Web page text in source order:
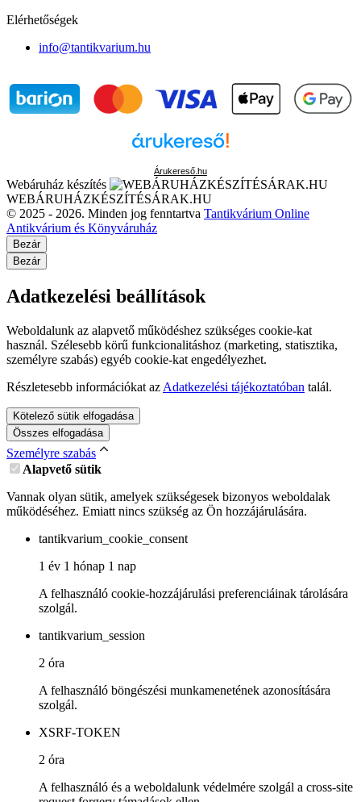
Elérhetőségek
info@tantikvarium.hu
Árukereső.hu
Webáruház készítés
WEBÁRUHÁZKÉSZÍTÉSÁRAK.HU
© 2025 - 2026. Minden jog fenntartva Tantikvárium Online
Antikvárium és Könyváruház
Bezár
Bezár
Adatkezelési beállítások
Weboldalunk az alapvető működéshez szükséges cookie-kat
használ. Szélesebb körű funkcionalitáshoz (marketing, statisztika,
személyre szabás) egyéb cookie-kat engedélyezhet.
Részletesebb információkat az Adatkezelési tájékoztatóban talál.
Kötelező sütik elfogadása
Összes elfogadása
Személyre szabás
Alapvető sütik
Vannak olyan sütik, amelyek szükségesek bizonyos weboldalak
működéséhez. Emiatt nincs szükség az Ön hozzájárulására.
tantikvarium_cookie_consent
1 év 1 hónap 1 nap
A felhasználó cookie-hozzájárulási preferenciáinak tárolására
szolgál.
tantikvarium_session
2 óra
A felhasználó böngészési munkamenetének azonosítására
szolgál.
XSRF-TOKEN
2 óra
A felhasználó és a weboldalunk védelmére szolgál a cross-site